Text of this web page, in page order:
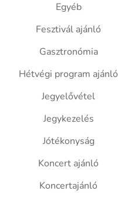
Egyéb
Fesztivál ajánló
Gasztronómia
Hétvégi program ajánló
Jegyelővétel
Jegykezelés
Jótékonyság
Koncert ajánló
Koncertajánló